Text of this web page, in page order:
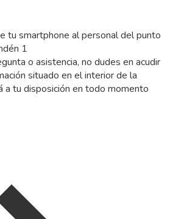
tu smartphone al personal del punto
1
o asistencia, no dudes en acudir
situado en el interior de la
a tu disposición en todo momento